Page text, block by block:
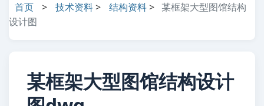
首页 > 技术资料> 结构资料> 某框架大型图馆结构
设计图
某框架大型图馆结构设计